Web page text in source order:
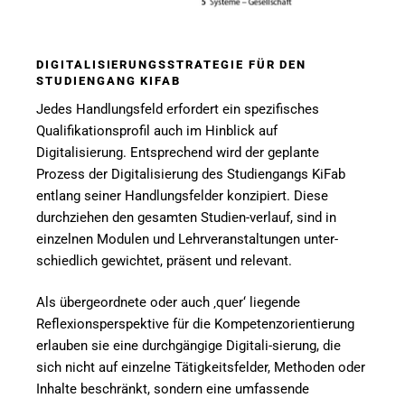
DIGITALISIERUNGSSTRATEGIE FÜR DEN
STUDIENGANG KIFAB
Jedes Handlungsfeld erfordert ein spezifisches
Qualifikationsprofil auch im Hinblick auf
Digitalisierung. Entsprechend wird der geplante
Prozess der Digitalisierung des Studiengangs KiFab
entlang seiner Handlungsfelder konzipiert. Diese
durchziehen den gesamten Studien-verlauf, sind in
einzelnen Modulen und Lehrveranstaltungen unter-
schiedlich gewichtet, präsent und relevant.
Als übergeordnete oder auch ‚quer‘ liegende
Reflexionsperspektive für die Kompetenzorientierung
erlauben sie eine durchgängige Digitali-sierung, die
sich nicht auf einzelne Tätigkeitsfelder, Methoden oder
Inhalte beschränkt, sondern eine umfassende